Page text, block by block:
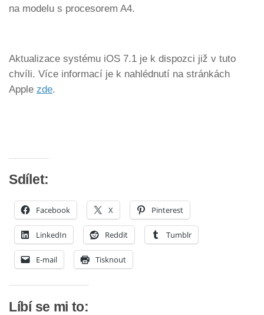
na modelu s procesorem A4.
Aktualizace systému iOS 7.1 je k dispozci již v tuto
chvíli. Více informací je k nahlédnutí na stránkách
Apple zde.
Sdílet:
Facebook X Pinterest
LinkedIn Reddit Tumblr
E-mail Tisknout
Líbí se mi to: